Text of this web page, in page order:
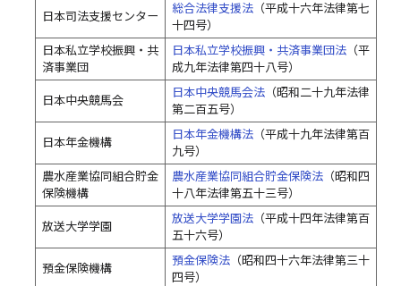
日本司法支援センター
総合法律支援法 （平成十六年法律第七
十四号）
日本私立学校振興・共
済事業団
日本私立学校振興・共済事業団法 （平
成九年法律第四十八号）
日本中央競馬会
日本中央競馬会法 （昭和二十九年法律
第二百五号）
日本年金機構
日本年金機構法 （平成十九年法律第百
九号）
農水産業協同組合貯金
保険機構
農水産業協同組合貯金保険法 （昭和四
十八年法律第五十三号）
放送大学学園
放送大学学園法 （平成十四年法律第百
五十六号）
預金保険機構
預金保険法 （昭和四十六年法律第三十
四号）